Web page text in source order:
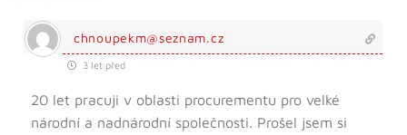
chnoupekm@seznam.cz
3 let před
20 let pracuji v oblasti procurementu pro velké
národní a nadnárodní společnosti. Prošel jsem si